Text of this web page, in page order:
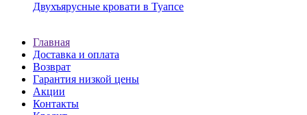
Двухъярусные кровати в Туапсе
Главная
Доставка и оплата
Возврат
Гарантия низкой цены
Акции
Контакты